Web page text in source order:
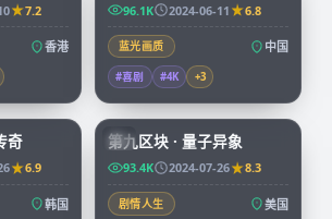
7.2
香港
96.1K 2024-06-11 6.8
蓝光画质 中国
#喜剧 #4K +3
96:07
奇
6.9
韩国
CN
99:49
第九区块 · 量子异象
93.4K 2024-07-26 8.3
剧情人生 美国